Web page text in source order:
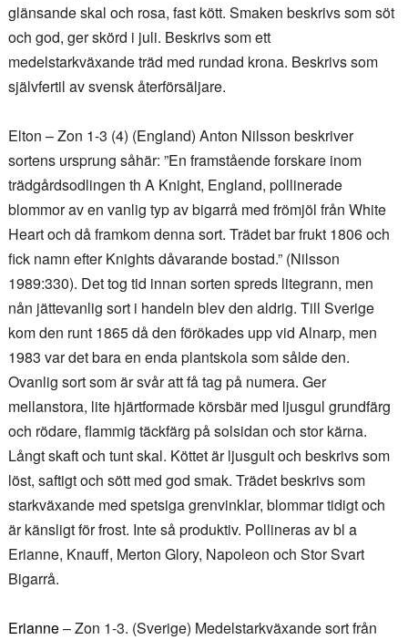
glänsande skal och rosa, fast kött. Smaken beskrivs som söt
och god, ger skörd i juli. Beskrivs som ett
medelstarkväxande träd med rundad krona. Beskrivs som
självfertil av svensk återförsäljare.
Elton – Zon 1-3 (4) (England) Anton Nilsson beskriver
sortens ursprung såhär: ”En framstående forskare inom
trädgårdsodlingen th A Knight, England, pollinerade
blommor av en vanlig typ av bigarrå med frömjöl från White
Heart och då framkom denna sort. Trädet bar frukt 1806 och
fick namn efter Knights dåvarande bostad.” (Nilsson
1989:330). Det tog tid innan sorten spreds litegrann, men
nån jättevanlig sort i handeln blev den aldrig. Till Sverige
kom den runt 1865 då den förökades upp vid Alnarp, men
1983 var det bara en enda plantskola som sålde den.
Ovanlig sort som är svår att få tag på numera. Ger
mellanstora, lite hjärtformade körsbär med ljusgul grundfärg
och rödare, flammig täckfärg på solsidan och stor kärna.
Långt skaft och tunt skal. Köttet är ljusgult och beskrivs som
löst, saftigt och sött med god smak. Trädet beskrivs som
starkväxande med spetsiga grenvinklar, blommar tidigt och
är känsligt för frost. Inte så produktiv. Pollineras av bl a
Erianne, Knauff, Merton Glory, Napoleon och Stor Svart
Bigarrå.
Erianne– Zon 1-3. (Sverige) Medelstarkväxande sort från